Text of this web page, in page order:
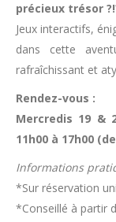
précieux trésor
Jeux interactifs,
dans cette
rafraîchissant et
Rendez-vous :
Mercredis 19 &
11h00 à 17h00
Informations
*Sur réservation
*Conseillé à partir